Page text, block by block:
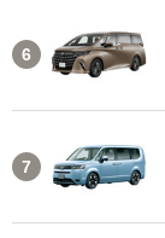
6
7